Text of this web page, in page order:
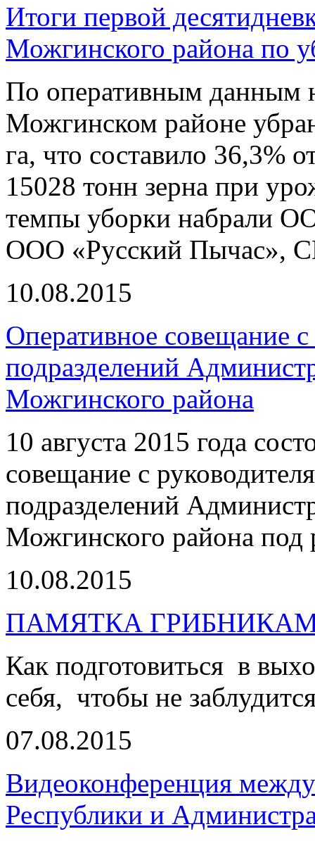
Итоги первой
Можгинского района по
По оперативным данным
Можгинском районе
га, что составило 36,3%
15028 тонн зерна при
темпы уборки набрали
ООО «Русский Пычас»,
10.08.2015
Оперативное совещание
подразделений
Можгинского района
10 августа 2015 года
совещание с
подразделений
Можгинского района
10.08.2015
ПАМЯТКА
Как подготовиться в
себя, чтобы не
07.08.2015
Видеоконференция
Республики и